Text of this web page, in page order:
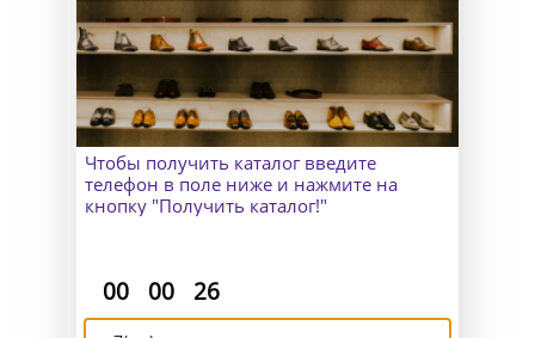
Доставка и возврат
В Москве к Вам приедет
замерщик, а для клиентов
из других городов организуем
удаленный пошив и отправим
макеты для снятия мерок.
Чтобы получить каталог введите
телефон в поле ниже и нажмите на
кнопку "Получить каталог!"
00 00 25